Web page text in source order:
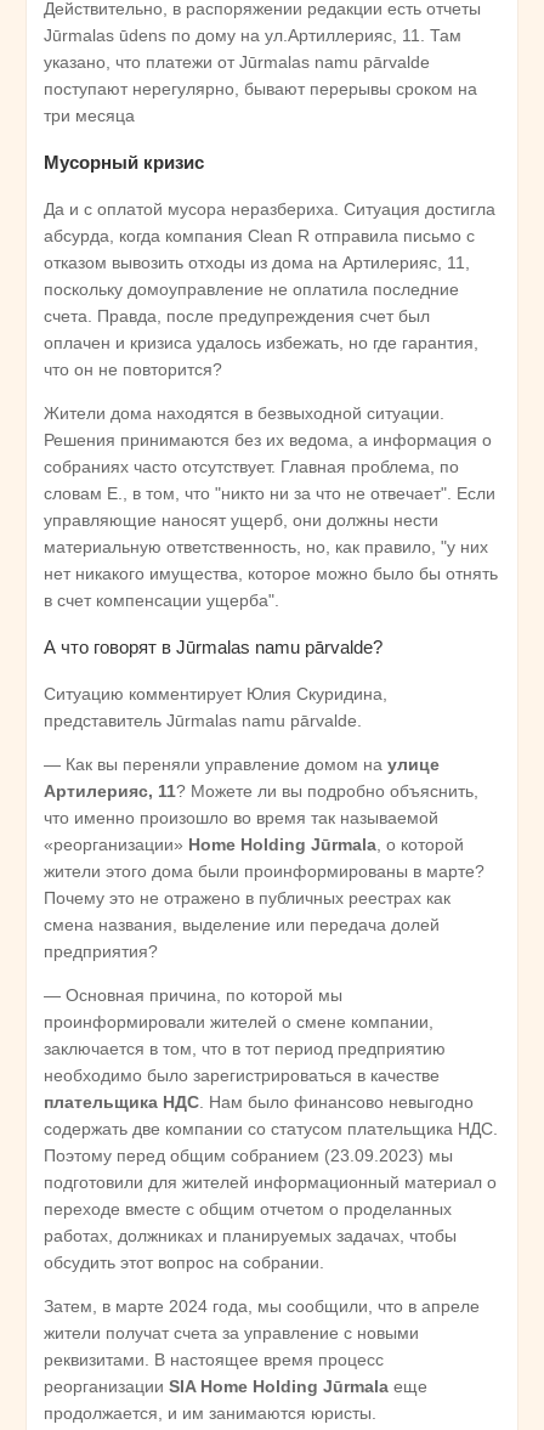
Действительно, в распоряжении редакции есть отчеты
Jūrmalas ūdens по дому на ул.Артиллерияс, 11. Там
указано, что платежи от Jūrmalas namu pārvalde
поступают нерегулярно, бывают перерывы сроком на
три месяца
Мусорный кризис
Да и с оплатой мусора неразбериха. Ситуация достигла
абсурда, когда компания Clean R отправила письмо с
отказом вывозить отходы из дома на Артилерияс, 11,
поскольку домоуправление не оплатила последние
счета. Правда, после предупреждения счет был
оплачен и кризиса удалось избежать, но где гарантия,
что он не повторится?
Жители дома находятся в безвыходной ситуации.
Решения принимаются без их ведома, а информация о
собраниях часто отсутствует. Главная проблема, по
словам Е., в том, что "никто ни за что не отвечает". Если
управляющие наносят ущерб, они должны нести
материальную ответственность, но, как правило, "у них
нет никакого имущества, которое можно было бы отнять
в счет компенсации ущерба".
А что говорят в Jūrmalas namu pārvalde?
Ситуацию комментирует Юлия Скуридина,
представитель Jūrmalas namu pārvalde.
— Как вы переняли управление домом на улице
Артилерияс, 11? Можете ли вы подробно объяснить,
что именно произошло во время так называемой
«реорганизации» Home Holding Jūrmala , о которой
жители этого дома были проинформированы в марте?
Почему это не отражено в публичных реестрах как
смена названия, выделение или передача долей
предприятия?
— Основная причина, по которой мы
проинформировали жителей о смене компании,
заключается в том, что в тот период предприятию
необходимо было зарегистрироваться в качестве
плательщика НДС . Нам было финансово невыгодно
содержать две компании со статусом плательщика НДС.
Поэтому перед общим собранием (23.09.2023) мы
подготовили для жителей информационный материал о
переходе вместе с общим отчетом о проделанных
работах, должниках и планируемых задачах, чтобы
обсудить этот вопрос на собрании.
Затем, в марте 2024 года, мы сообщили, что в апреле
жители получат счета за управление с новыми
реквизитами. В настоящее время процесс
реорганизации SIAHome Holding Jūrmala еще
продолжается, и им занимаются юристы.